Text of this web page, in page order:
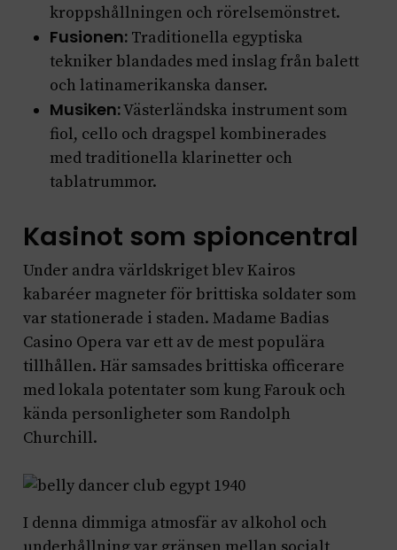
kroppshållningen och rörelsemönstret.
Fusionen:Traditionella egyptiska
tekniker blandades med inslag från balett
och latinamerikanska danser.
Musiken:Västerländska instrument som
fiol, cello och dragspel kombinerades
med traditionella klarinetter och
tablatrummor.
Kasinot som spioncentral
Under andra världskriget blev Kairos
kabaréer magneter för brittiska soldater som
var stationerade i staden. Madame Badias
Casino Opera var ett av de mest populära
tillhållen. Här samsades brittiska officerare
med lokala potentater som kung Farouk och
kända personligheter som Randolph
Churchill.
I denna dimmiga atmosfär av alkohol och